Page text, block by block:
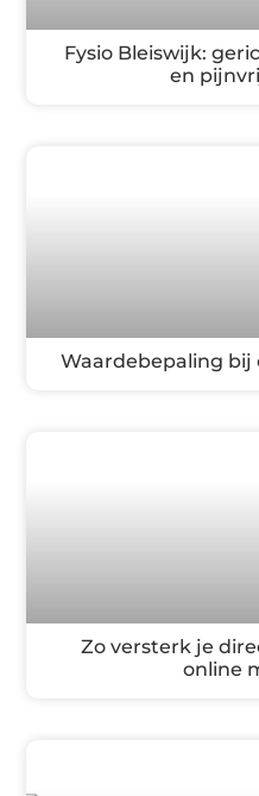
Fysio Bleiswijk:
en
Waardebepaling bij
Zo versterk je
online